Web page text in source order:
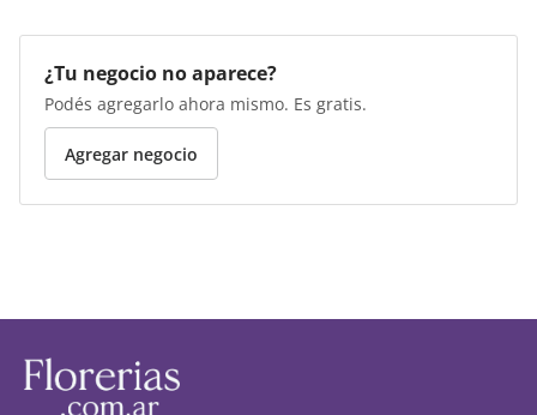
¿Tu negocio no aparece?
Podés agregarlo ahora mismo. Es gratis.
Agregar negocio